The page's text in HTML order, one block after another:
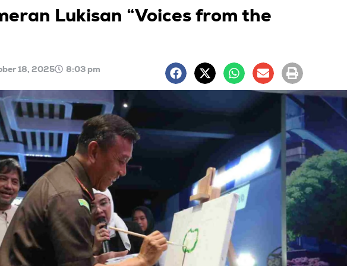
Lukisan “Voices from the
18, 2025 8:03 pm